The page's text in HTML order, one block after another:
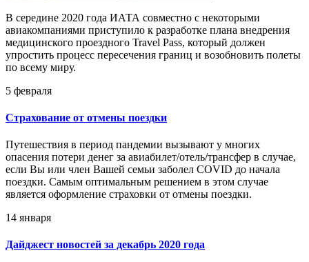
В середине 2020 года ИАТА совместно с некоторыми
авиакомпаниями приступило к разработке плана внедрения
медицинского проездного Travel Pass, который должен
упростить процесс пересечения границ и возобновить полеты
по всему миру.
5 февраля
Страхование от отмены поездки
Путешествия в период пандемии вызывают у многих
опасения потери денег за авиабилет/отель/трансфер в случае,
если Вы или член Вашей семьи заболел COVID до начала
поездки. Самым оптимальным решением в этом случае
является оформление страховки от отмены поездки.
14 января
Дайджест новостей за декабрь 2020 года